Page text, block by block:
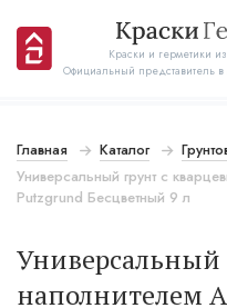
Краски и герметики
Официальный представитель
Главная Каталог
Универсальный грунт с
Putzgrund Бесцветный 9 л
Универсальный
наполнителем